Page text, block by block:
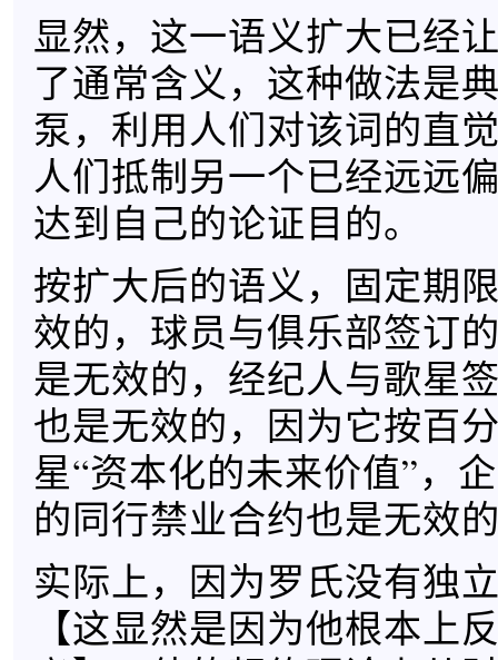
显然，这一语义扩大已经
了通常含义，这种做法是
泵，利用人们对该词的直
人们抵制另一个已经远远
达到自己的论证目的。
按扩大后的语义，固定期
效的，球员与俱乐部签订
是无效的，经纪人与歌星
也是无效的，因为它按百
星“资本化的未来价值”，
的同行禁业合约也是无效
实际上，因为罗氏没有独
【这显然是因为他根本上